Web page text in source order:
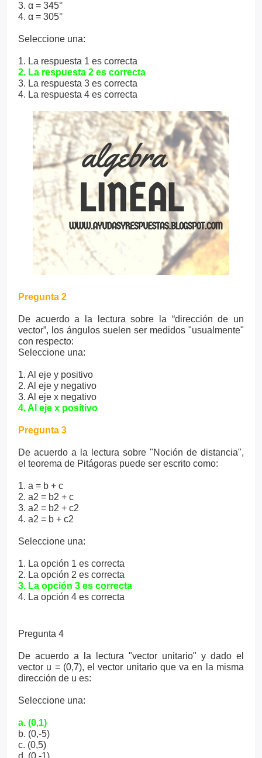
3. α = 345°
4. α = 305°
Seleccione una:
1. La respuesta 1 es correcta
2. La respuesta 2 es correcta
3. La respuesta 3 es correcta
4. La respuesta 4 es correcta
Pregunta 2
De acuerdo a la lectura sobre la “dirección de un
vector”, los ángulos suelen ser medidos "usualmente"
con respecto:
Seleccione una:
1. Al eje y positivo
2. Al eje y negativo
3. Al eje x negativo
4. Al eje x positivo
Pregunta 3
De acuerdo a la lectura sobre "Noción de distancia",
el teorema de Pitágoras puede ser escrito como:
1. a = b + c
2. a2 = b2 + c
3. a2 = b2 + c2
4. a2 = b + c2
Seleccione una:
1. La opción 1 es correcta
2. La opción 2 es correcta
3. La opción 3 es correcta
4. La opción 4 es correcta
Pregunta 4
De acuerdo a la lectura "vector unitario" y dado el
vector u = (0,7), el vector unitario que va en la misma
dirección de u es:
Seleccione una:
a. (0,1)
b. (0,-5)
c. (0,5)
d. (0,-1)